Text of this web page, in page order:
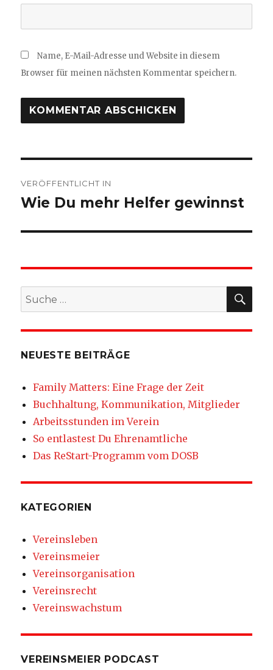
Name, E-Mail-Adresse und Website in diesem
Browser für meinen nächsten Kommentar speichern.
VERÖFFENTLICHT IN
Wie Du mehr Helfer gewinnst
Suche
nach:
NEUESTE BEITRÄGE
Family Matters: Eine Frage der Zeit
Buchhaltung, Kommunikation, Mitglieder
Arbeitsstunden im Verein
So entlastest Du Ehrenamtliche
Das ReStart-Programm vom DOSB
KATEGORIEN
Vereinsleben
Vereinsmeier
Vereinsorganisation
Vereinsrecht
Vereinswachstum
VEREINSMEIER PODCAST